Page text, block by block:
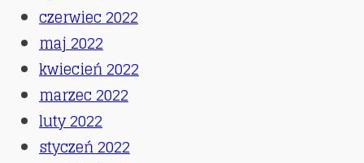
czerwiec 2022
maj 2022
kwiecień 2022
marzec 2022
luty 2022
styczeń 2022